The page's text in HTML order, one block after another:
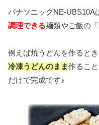
パナソニックNE-UBS10A
調理できる麺類やご飯の
例えば焼うどんを作ると
冷凍うどんのまま作るこ
だけで完成です♪